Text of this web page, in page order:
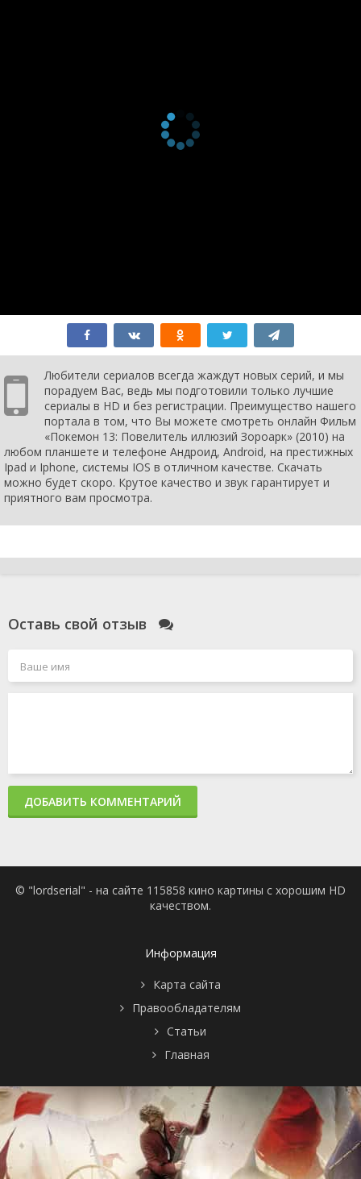
Любители сериалов всегда жаждут новых серий, и мы
порадуем Вас, ведь мы подготовили только лучшие
сериалы в HD и без регистрации. Преимущество нашего
портала в том, что Вы можете смотреть онлайн Фильм
«Покемон 13: Повелитель иллюзий Зороарк» (2010) на
любом планшете и телефоне Андроид, Android, на престижных
Ipad и Iphone, системы IOS в отличном качестве. Скачать
можно будет скоро. Крутое качество и звук гарантирует и
приятного вам просмотра.
Оставь свой отзыв
ДОБАВИТЬ КОММЕНТАРИЙ
© "lordserial" - на сайте 115858 кино картины с хорошим HD
качеством.
Информация
Карта сайта
Правообладателям
Статьи
Главная